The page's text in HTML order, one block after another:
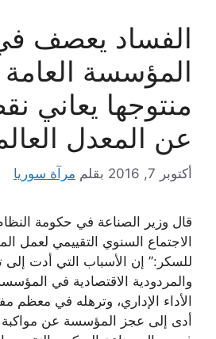
الفساد يعصف
المؤسسة
عن المعدل
أكتوبر 7, 2016 بقلم مرآة سوريا
قال وزير الصناعة في حكومة
الاجتماع السنوي التقييمي لعمل
للسكر:” إن الأسباب التي أدت إلى
والمردودية الاقتصادية في
الأداء الإداري، وترهله في معظم
أدى إلى عجز المؤسسة عن مواكبة